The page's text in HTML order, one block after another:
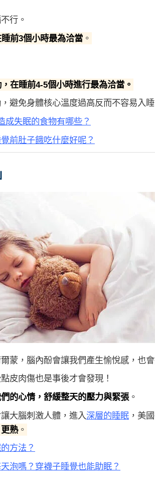
行。
前3個小時最為洽當 。
在睡前4-5個小時進行最為洽當。
避免身體核心溫度過高反而不容易入睡
成失眠的食物有哪些？
前肚子餓吃什麼好呢？
蒙，腦內酚會讓我們產生愉悅感，也
皮肉傷也是事後才會發現！
的心情，舒緩整天的壓力與緊張。
大腦刺激人體，進入 深層的睡眠 ，美
熟。
方法？
泡嗎？穿襪子睡覺也能助眠？